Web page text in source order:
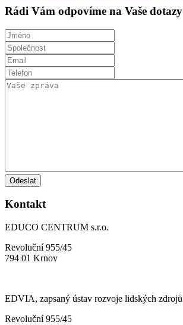
Rádi Vám odpovíme na Vaše dotazy
Kontakt
EDUCO CENTRUM s.r.o.
Revoluční 955/45
794 01 Krnov
EDVIA, zapsaný ústav rozvoje lidských zdrojů
Revoluční 955/45